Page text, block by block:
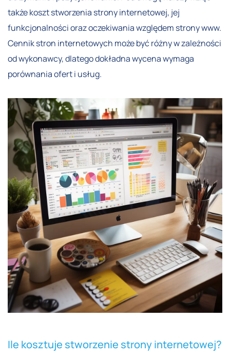
także koszt stworzenia strony internetowej, jej
funkcjonalności oraz oczekiwania względem strony www.
Cennik stron internetowych może być różny w zależności
od wykonawcy, dlatego dokładna wycena wymaga
porównania ofert i usług.
Ile kosztuje stworzenie strony internetowej?